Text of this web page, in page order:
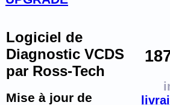
Logiciel de
Diagnostic VCDS
par Ross-Tech
Mise à jour de